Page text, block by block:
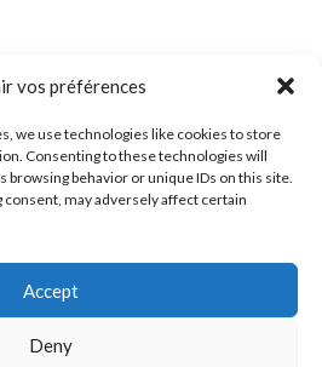
vos préférences
we use technologies like cookies to store
Consenting to these technologies will
browsing behavior or unique IDs on this site.
may adversely affect certain
Accept
Deny
de Portland
QC
294-0233